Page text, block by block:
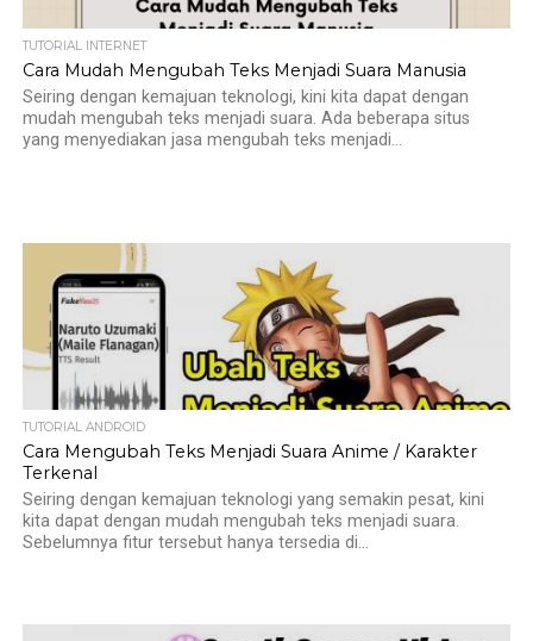
TUTORIAL INTERNET
Cara Mudah Mengubah Teks Menjadi Suara Manusia
Seiring dengan kemajuan teknologi, kini kita dapat dengan
mudah mengubah teks menjadi suara. Ada beberapa situs
yang menyediakan jasa mengubah teks menjadi...
TUTORIAL ANDROID
Cara Mengubah Teks Menjadi Suara Anime / Karakter
Terkenal
Seiring dengan kemajuan teknologi yang semakin pesat, kini
kita dapat dengan mudah mengubah teks menjadi suara.
Sebelumnya fitur tersebut hanya tersedia di...